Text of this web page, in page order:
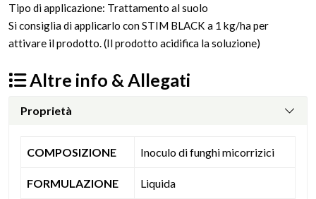
Tipo di applicazione: Trattamento al suolo
Si consiglia di applicarlo con STIM BLACK a 1 kg/ha per
attivare il prodotto. (Il prodotto acidifica la soluzione)
Altre info & Allegati
Proprietà
COMPOSIZIONE Inoculo di funghi micorrizici
FORMULAZIONE Liquida